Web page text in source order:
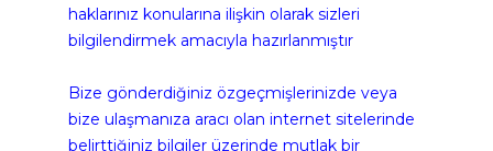
haklarınız konularına ilişkin olarak sizleri
bilgilendirmek amacıyla hazırlanmıştır
Bize gönderdiğiniz özgeçmişlerinizde veya
bize ulaşmanıza aracı olan internet sitelerinde
belirttiğiniz bilgiler üzerinde mutlak bir